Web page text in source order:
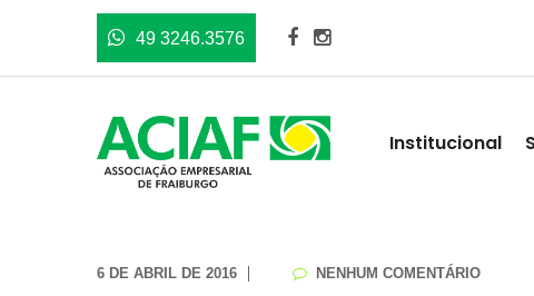
49 3246.3576
Institucional
6 DE ABRIL DE 2016 NENHUM COMENTÁRIO